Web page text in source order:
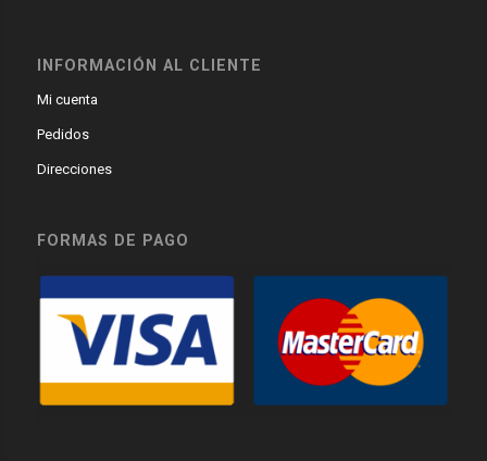
INFORMACIÓN AL CLIENTE
Mi cuenta
Pedidos
Direcciones
FORMAS DE PAGO